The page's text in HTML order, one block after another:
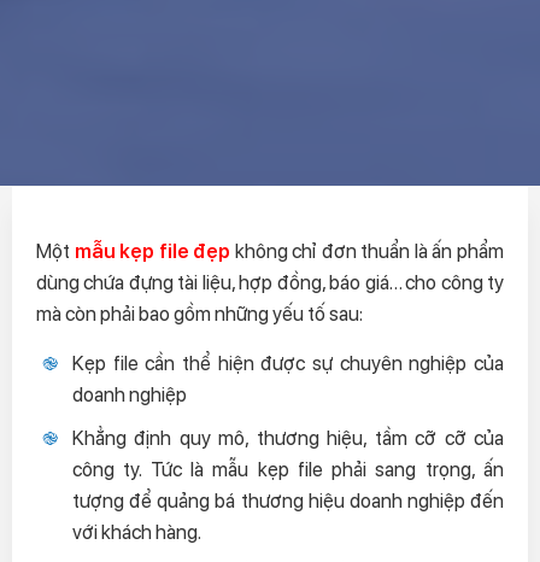
Một mẫu kẹp file đẹp không chỉ đơn thuẩn là ấn phẩm
dùng chứa đựng tài liệu, hợp đồng, báo giá… cho công ty
mà còn phải bao gồm những yếu tố sau:
Kẹp file cần thể hiện được sự chuyên nghiệp của
doanh nghiệp
Khẳng định quy mô, thương hiệu, tầm cỡ cỡ của
công ty. Tức là mẫu kẹp file phải sang trọng, ấn
tượng để quảng bá thương hiệu doanh nghiệp đến
với khách hàng.